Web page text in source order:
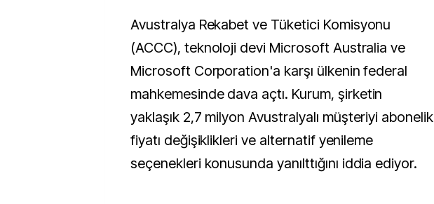
Avustralya Rekabet ve Tüketici Komisyonu
(ACCC), teknoloji devi Microsoft Australia ve
Microsoft Corporation'a karşı ülkenin federal
mahkemesinde dava açtı. Kurum, şirketin
yaklaşık 2,7 milyon Avustralyalı müşteriyi abonelik
fiyatı değişiklikleri ve alternatif yenileme
seçenekleri konusunda yanılttığını iddia ediyor.